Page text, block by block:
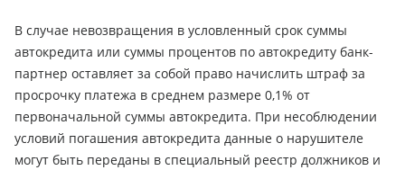
В случае невозвращения в условленный срок суммы
автокредита или суммы процентов по автокредиту банк-
партнер оставляет за собой право начислить штраф за
просрочку платежа в среднем размере 0,1% от
первоначальной суммы автокредита. При несоблюдении
условий погашения автокредита данные о нарушителе
могут быть переданы в специальный реестр должников и